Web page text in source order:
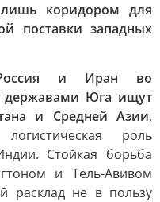
лишь коридором для
поставки западных
и Иран во
державами Юга ищут
и Средней Азии,
роль
Стойкая борьба
и Тель-Авивом
расклад не в пользу